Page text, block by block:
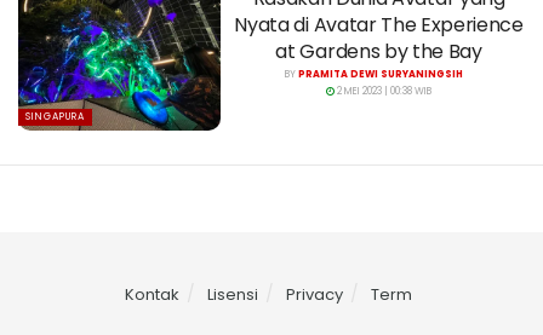
SINGAPURA
Nyata di Avatar The Experience
at Gardens by the Bay
BYPRAMITA DEWI SURYANINGSIH
2 MEI 2023 | 00:38 WIB
Kontak Lisensi Privacy Term